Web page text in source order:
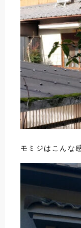
モミジはこんな